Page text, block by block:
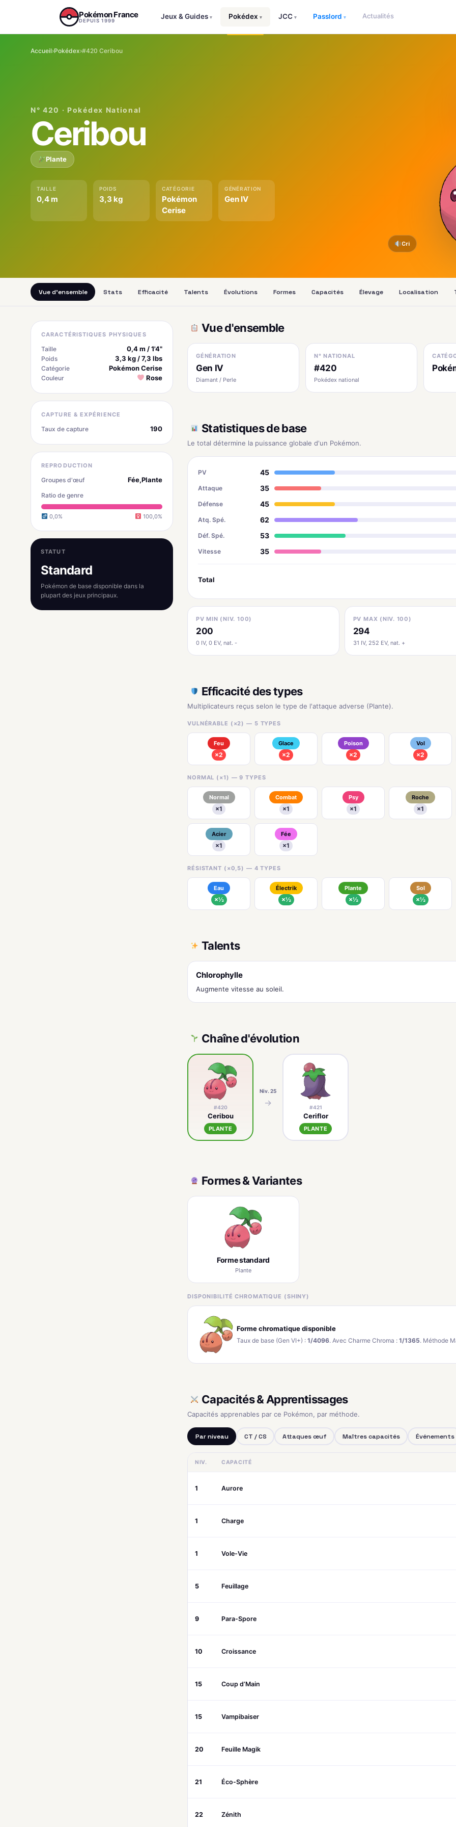
Pokémon France
DEPUIS 1999
Jeux & Guides ▾ Pokédex ▾ JCC ▾ Passlord ▾ Actualités
Accueil›Pokédex›#420 Ceribou
N° 420 · Pokédex National
Ceribou
Plante
TAILLE
0,4 m
POIDS
3,3 kg
CATÉGORIE
Pokémon
Cerise
GÉNÉRATION
Gen IV
Cri
Vue d'ensemble Stats Efficacité Talents Évolutions Formes Capacités Élevage Localisation
CARACTÉRISTIQUES PHYSIQUES
Taille 0,4 m / 1'4"
Poids 3,3 kg / 7,3 lbs
Catégorie Pokémon Cerise
Couleur Rose
CAPTURE & EXPÉRIENCE
Taux de capture 190
REPRODUCTION
Groupes d'œuf Fée,Plante
Ratio de genre
0,0% 100,0%
STATUT
Standard
Pokémon de base disponible dans la
plupart des jeux principaux.
Vue d'ensemble
GÉNÉRATION
Gen IV
Diamant / Perle
N° NATIONAL
#420
Pokédex national
Statistiques de base
Le total détermine la puissance globale d'un Pokémon.
PV 45
Attaque 35
Défense 45
Atq. Spé. 62
Déf. Spé. 53
Vitesse 35
Total
PV MIN (NIV. 100)
200
0 IV, 0 EV, nat. -
PV MAX (NIV. 100)
294
31 IV, 252 EV, nat. +
Efficacité des types
Multiplicateurs reçus selon le type de l'attaque adverse (Plante).
VULNÉRABLE (×2) — 5 TYPES
Feu
×2
Glace
×2
Poison
×2
Vol
×2
NORMAL (×1) — 9 TYPES
Normal
×1
Combat
×1
Psy
×1
Roche
×1
Acier
×1
Fée
×1
RÉSISTANT (×0,5) — 4 TYPES
Eau
×½
Électrik
×½
Plante
×½
Sol
×½
Talents
Chlorophylle
Augmente vitesse au soleil.
Chaîne d'évolution
#420
Ceribou
PLANTE
Niv. 25
→ #421
Ceriflor
PLANTE
Formes & Variantes
Forme standard
Plante
DISPONIBILITÉ CHROMATIQUE (SHINY)
Forme chromatique disponible
Taux de base (Gen VI+) : 1/4096. Avec Charme Chroma : 1/1365. Méthode
Capacités & Apprentissages
Capacités apprenables par ce Pokémon, par méthode.
Par niveau CT / CS Attaques œuf Maîtres capacités Événements
NIV. CAPACITÉ
1 Aurore
1 Charge
1 Vole-Vie
5 Feuillage
9 Para-Spore
10 Croissance
15 Coup d’Main
15 Vampibaiser
20 Feuille Magik
21 Éco-Sphère
22 Zénith